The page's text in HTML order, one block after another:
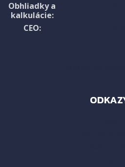
Obhliadky a
kalkulácie:
CEO: